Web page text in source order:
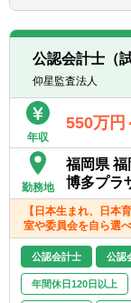
公認会計士（
仰星監査法人
年収
550万円
勤務地
福岡県
博多プラ
【日本生まれ、日
室や委員会を自ら選
公認会計士 公認
年間休日120日以上